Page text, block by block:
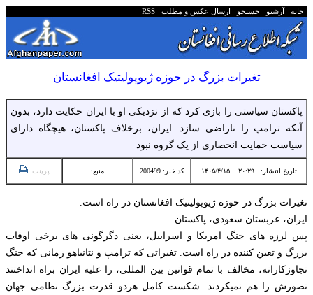
خانه آرشیو جستجو ارسال عکس و مطلب RSS
تغیرات بزرگ در حوزه ژیوپولیتیک افغانستان
پاکستان سیاستی را بازی کرد که از نزدیکی او با ایران حکایت دارد، بدون
آنکه ترامپ را ناراضی سازد. ایران، برخلاف پاکستان، هیچگاه دارای
سیاست حمایت انحصاری از یک گروه نبود
تاریخ انتشار:۲۰:۲۹ ۱۴۰۵/۴/۱۵ کد خبر: 200499 منبع: پرینت
تغیرات بزرگ در حوزه ژیوپولیتیک افغانستان در راه است.
ایران، عربستان سعودی، پاکستان...
پس لرزه های جنگ امریکا و اسراییل، یعنی دگرگونی های برخی اوقات
بزرگ و تعین کننده در راه است. تغیراتی که ترامپ و نتانیاهو زمانی که جنگ
تجاوزکارانه، مخالف با تمام قوانین بین المللی، را علیه ایران براه انداختند
تصورش را هم نمیکردند. شکست کامل هردو قدرت بزرگ نظامی جهان